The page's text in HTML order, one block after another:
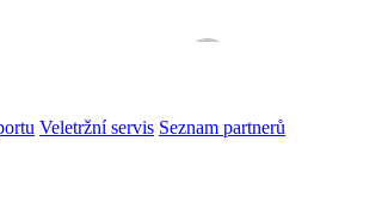
Veletržní servis Seznam partnerů